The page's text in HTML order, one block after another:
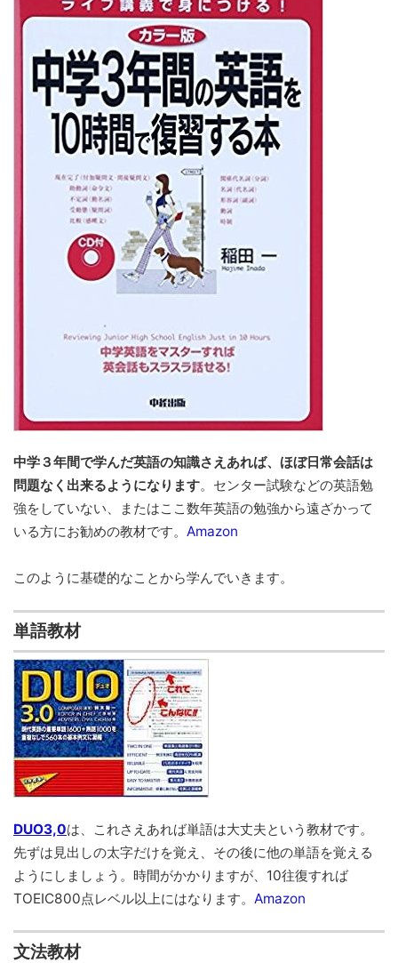
中学３年間で学んだ英語の知識さえあれば、ほぼ日常会話は
問題なく出来るようになります。センター試験などの英語勉
強をしていない、またはここ数年英語の勉強から遠ざかって
いる方にお勧めの教材です。 Amazon
このように基礎的なことから学んでいきます。
単語教材
DUO3,0は、これさえあれば単語は大丈夫という教材です。
先ずは見出しの太字だけを覚え、その後に他の単語を覚える
ようにしましょう。時間がかかりますが、10往復すれば
TOEIC800点レベル以上にはなります。 Amazon
文法教材